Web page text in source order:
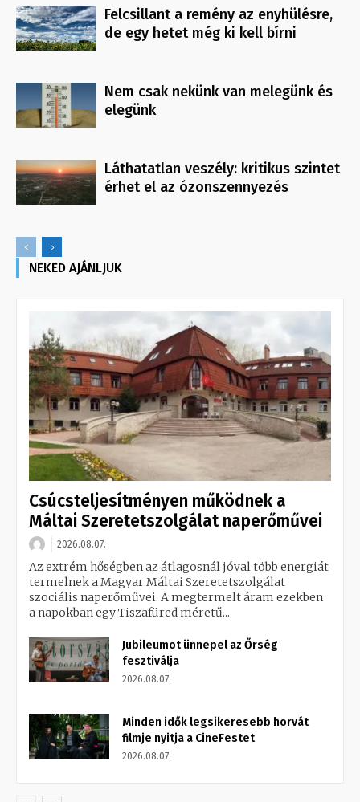
Felcsillant a remény az enyhülésre,
de egy hetet még ki kell bírni
Nem csak nekünk van melegünk és
elegünk
Láthatatlan veszély: kritikus szintet
érhet el az ózonszennyezés
NEKED AJÁNLJUK
Csúcsteljesítményen működnek a
Máltai Szeretetszolgálat naperőművei
2026.08.07.
Az extrém hőségben az átlagosnál jóval több energiát
termelnek a Magyar Máltai Szeretetszolgálat
szociális naperőművei. A megtermelt áram ezekben
a napokban egy Tiszafüred méretű...
Jubileumot ünnepel az Őrség
fesztiválja
2026.08.07.
Minden idők legsikeresebb horvát
filmje nyitja a CineFestet
2026.08.07.